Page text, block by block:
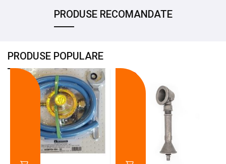
PRODUSE RECOMANDATE
PRODUSE POPULARE